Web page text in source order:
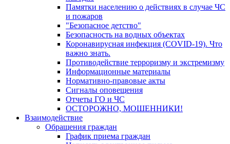
Памятки населению о действиях в случае ЧС
и пожаров
"Безопасное детство"
Безопасность на водных объектах
Коронавирусная инфекция (COVID-19). Что
важно знать.
Противодействие терроризму и экстремизму
Информационные материалы
Нормативно-правовые акты
Сигналы оповещения
Отчеты ГО и ЧС
ОСТОРОЖНО, МОШЕННИКИ!
Взаимодействие
Обращения граждан
График приема граждан